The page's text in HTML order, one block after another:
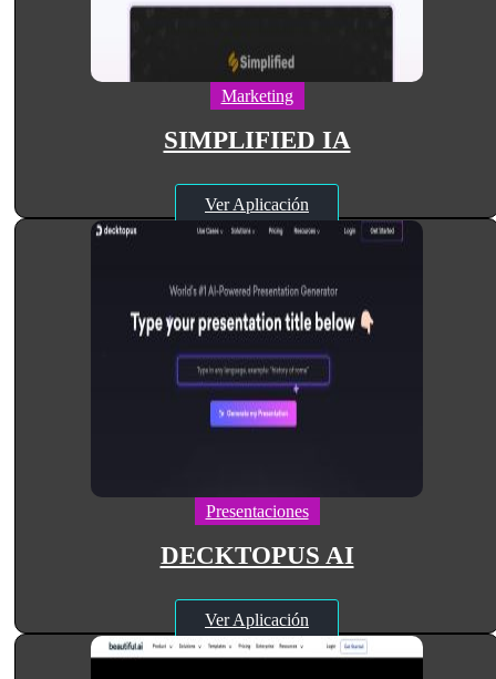
Marketing
SIMPLIFIED IA
Ver Aplicación
Presentaciones
DECKTOPUS AI
Ver Aplicación